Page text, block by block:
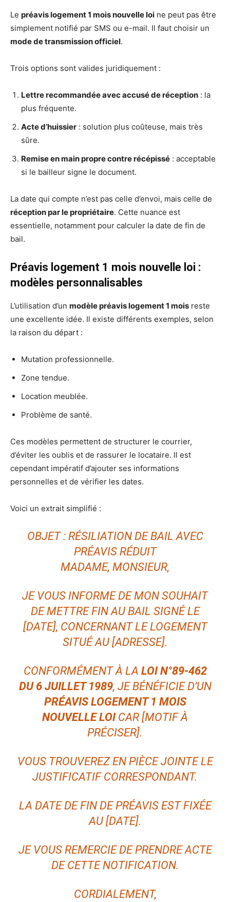
Le préavis logement 1 mois nouvelle loi ne peut pas être
simplement notifié par SMS ou e-mail. Il faut choisir un
mode de transmission officiel.
Trois options sont valides juridiquement :
Lettre recommandée avec accusé de réception : la
plus fréquente.
Acte d’huissier : solution plus coûteuse, mais très
sûre.
Remise en main propre contre récépissé : acceptable
si le bailleur signe le document.
La date qui compte n’est pas celle d’envoi, mais celle de
réception par le propriétaire. Cette nuance est
essentielle, notamment pour calculer la date de fin de
bail.
Préavis logement 1 mois nouvelle loi :
modèles personnalisables
L’utilisation d’un modèle préavis logement 1 mois reste
une excellente idée. Il existe différents exemples, selon
la raison du départ :
Mutation professionnelle.
Zone tendue.
Location meublée.
Problème de santé.
Ces modèles permettent de structurer le courrier,
d’éviter les oublis et de rassurer le locataire. Il est
cependant impératif d’ajouter ses informations
personnelles et de vérifier les dates.
Voici un extrait simplifié :
OBJET : RÉSILIATION DE BAIL AVEC
PRÉAVIS RÉDUIT
MADAME, MONSIEUR,
JE VOUS INFORME DE MON SOUHAIT
DE METTRE FIN AU BAIL SIGNÉ LE
[DATE], CONCERNANT LE LOGEMENT
SITUÉ AU [ADRESSE].
CONFORMÉMENT À LA LOI N°89-462
DU 6 JUILLET 1989, JE BÉNÉFICIE D’UN
PRÉAVIS LOGEMENT 1 MOIS
NOUVELLE LOICAR [MOTIF À
PRÉCISER].
VOUS TROUVEREZ EN PIÈCE JOINTE LE
JUSTIFICATIF CORRESPONDANT.
LA DATE DE FIN DE PRÉAVIS EST FIXÉE
AU [DATE].
JE VOUS REMERCIE DE PRENDRE ACTE
DE CETTE NOTIFICATION.
CORDIALEMENT,